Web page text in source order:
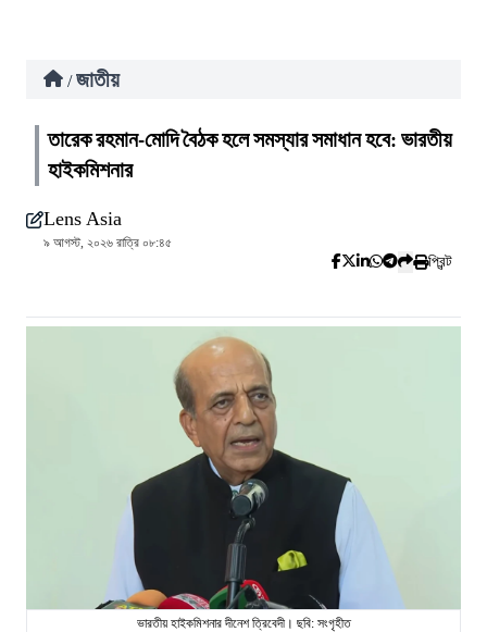
/ জাতীয়
তারেক রহমান-মোদি বৈঠক হলে সমস্যার সমাধান হবে: ভারতীয়
হাইকমিশনার
Lens Asia
৯ আগস্ট, ২০২৬ রাত্রি ০৮:৪৫
প্রিন্ট
ভারতীয় হাইকমিশনার দীনেশ ত্রিবেদী। ছবি: সংগৃহীত